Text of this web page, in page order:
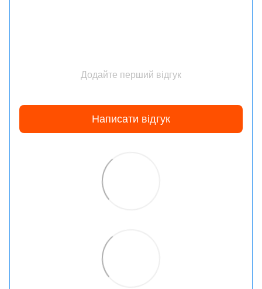
Додайте перший відгук
Написати відгук